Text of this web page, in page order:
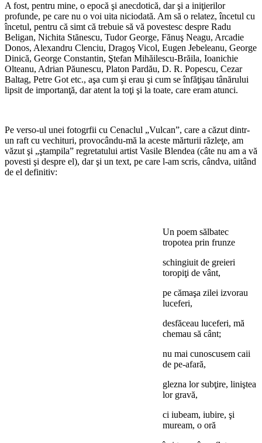
A fost, pentru mine, o epocă şi anecdotică, dar şi a iniţierilor
profunde, pe care nu o voi uita niciodată. Am să o relatez, încetul cu
încetul, pentru că simt că trebuie să vă povestesc despre Radu
Beligan, Nichita Stănescu, Tudor George, Fănuş Neagu, Arcadie
Donos, Alexandru Clenciu, Dragoş Vicol, Eugen Jebeleanu, George
Dinică, George Constantin, Ştefan Mihăilescu-Brăila, Ioanichie
Olteanu, Adrian Păunescu, Platon Pardău, D. R. Popescu, Cezar
Baltag, Petre Got etc., aşa cum şi erau şi cum se înfăţişau tânărului
lipsit de importanţă, dar atent la toţi şi la toate, care eram atunci.
Pe verso-ul unei fotogrfii cu Cenaclul „Vulcan”, care a căzut dintr-
un raft cu vechituri, provocându-mă la aceste mărturii răzleţe, am
văzut şi „ştampila” regretatului artist Vasile Blendea (câte nu am a vă
povesti şi despre el), dar şi un text, pe care l-am scris, cândva, uitând
de el definitiv:
Un poem sălbatec
tropotea prin frunze
schingiuit de greieri
toropiţi de vânt,
pe cămaşa zilei izvorau
luceferi,
desfăceau luceferi, mă
chemau să cânt;
nu mai cunoscusem caii
de pe-afară,
glezna lor subţire, liniştea
lor gravă,
ci iubeam, iubire, şi
muream, o oră